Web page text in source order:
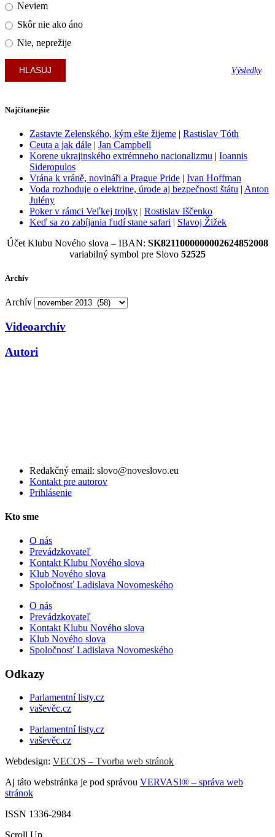
Neviem
Skôr nie ako áno
Nie, neprežije
Výsledky
Najčítanejšie
Zastavte Zelenského, kým ešte žijeme | Rastislav Tóth
Ceuta a jak dále | Jan Campbell
Korene ukrajinského extrémneho nacionalizmu | Ioannis
Sideropulos
Vrána k vráně, novináři a Prague Pride | Ivan Hoffman
Voda rozhoduje o elektrine, úrode aj bezpečnosti štátu | Anton
Julény
Poker v rámci Veľkej trojky | Rostislav Iščenko
Keď sa zo zabíjania ľudí stane safari | Slavoj Žižek
Účet Klubu Nového slova – IBAN: SK8211000000002624852008
variabilný symbol pre Slovo 52525
Archív
Archív
Videoarchív
Autori
Redakčný email: slovo@noveslovo.eu
Kontakt pre autorov
Prihlásenie
Kto sme
O nás
Prevádzkovateľ
Kontakt Klubu Nového slova
Klub Nového slova
Spoločnosť Ladislava Novomeského
O nás
Prevádzkovateľ
Kontakt Klubu Nového slova
Klub Nového slova
Spoločnosť Ladislava Novomeského
Odkazy
Parlamentní listy.cz
vaševěc.cz
Parlamentní listy.cz
vaševěc.cz
Webdesign: VECOS – Tvorba web stránok
Aj táto webstránka je pod správou VERVASI® – správa web
stránok
ISSN 1336-2984